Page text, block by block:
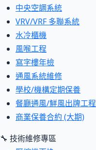
中央空調系統
VRV/VRF 多聯系統
水冷櫃機
風喉工程
寫字樓年檢
通風系統維修
學校/機構定期保養
餐廳通風/鮮風出牌工程
商業保養合約 (大期)
🔧 技術維修專區